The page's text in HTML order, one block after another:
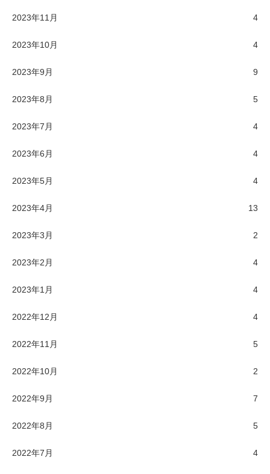
2023年11月 4
2023年10月 4
2023年9月 9
2023年8月 5
2023年7月 4
2023年6月 4
2023年5月 4
2023年4月 13
2023年3月 2
2023年2月 4
2023年1月 4
2022年12月 4
2022年11月 5
2022年10月 2
2022年9月 7
2022年8月 5
2022年7月 4